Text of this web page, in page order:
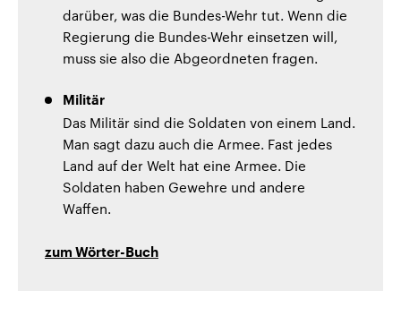
darüber, was die Bundes-Wehr tut. Wenn die
Regierung die Bundes-Wehr einsetzen will,
muss sie also die Abgeordneten fragen.
Militär
Das Militär sind die Soldaten von einem Land.
Man sagt dazu auch die Armee. Fast jedes
Land auf der Welt hat eine Armee. Die
Soldaten haben Gewehre und andere
Waffen.
zum Wörter-Buch